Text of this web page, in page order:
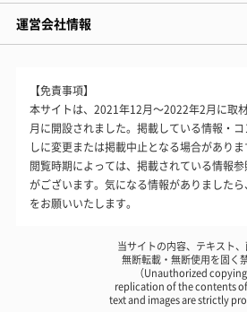
運営会社情報
【免責事項】
本サイトは、2021年12月～2022年2月に取
月に開設されました。掲載している情報・
しに変更または掲載中止となる場合がありま
閲覧時期によっては、掲載されている情報
がございます。気になる情報がありました
をお願いいたします。
当サイトの内容、テキスト
無断転載・無断使用を固く
（Unauthorized
replication of the contents
text and images are strictly